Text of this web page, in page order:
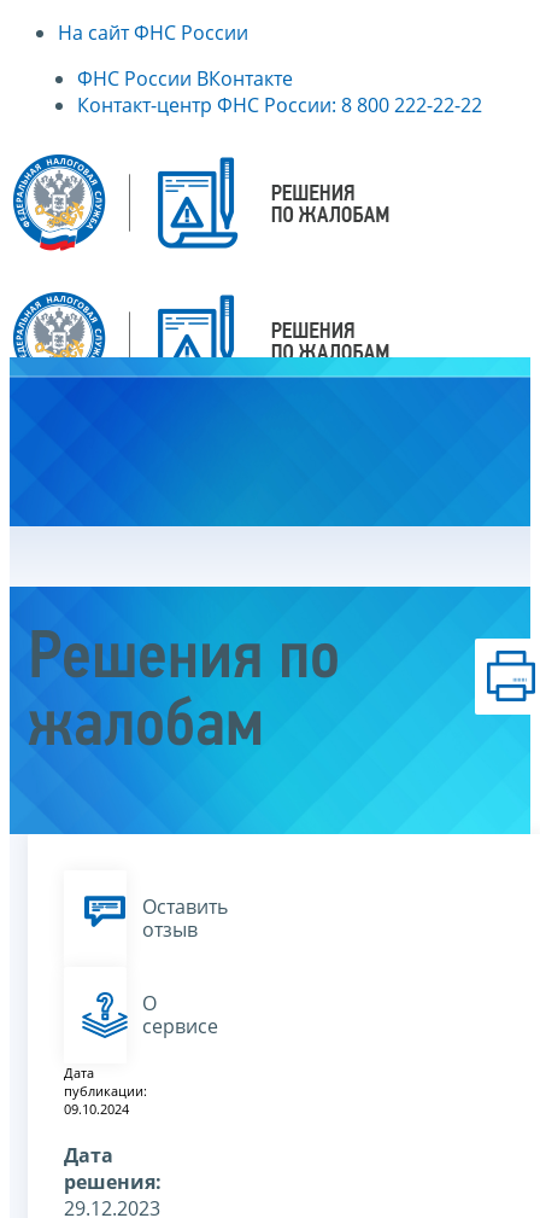
На сайт ФНС России
ФНС России ВКонтакте
Контакт-центр ФНС России: 8 800 222-22-22
Решения по
жалобам
Оставить
отзыв
О
сервисе
Дата
публикации:
09.10.2024
Дата
решения:
29.12.2023